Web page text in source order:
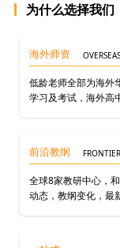
为什么选择我们
海外师资
低龄老师全部为海外
学习及考试，海外高
前沿教纲
全球8家教研中心，
动态，教纲变化，最